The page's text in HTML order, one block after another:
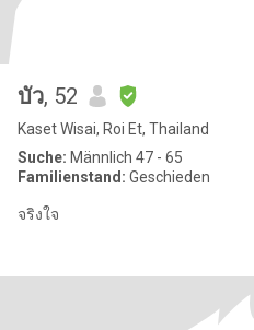
บัว, 52
Kaset Wisai, Roi Et, Thailand
Suche: Männlich 47 - 65
Familienstand: Geschieden
จริงใจ